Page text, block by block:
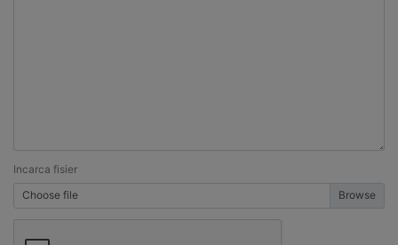
Incarca fisier
Choose file